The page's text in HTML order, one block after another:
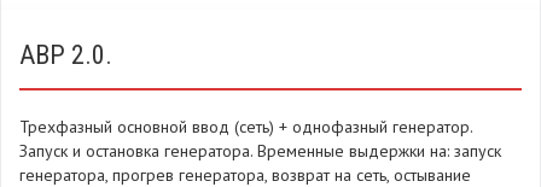
АВР 2.0.
Трехфазный основной ввод (сеть) + однофазный генератор.
Запуск и остановка генератора. Временные выдержки на: запуск
генератора, прогрев генератора, возврат на сеть, остывание